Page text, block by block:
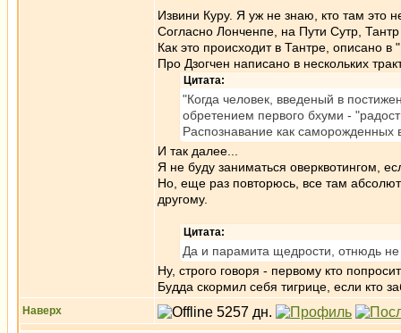
Извини Куру. Я уж не знаю, кто там это
Согласно Лонченпе, на Пути Сутр,
Как это происходит в Тантре, описано
Про Дзогчен написано в нескольких
Цитата:
"Когда человек, введеный в
обретением первого бхуми -
Распознавание как саморожденных
И так далее...
Я не буду заниматься оверквотингом,
Но, еще раз повторюсь, все там
другому.
Цитата:
Да и парамита щедрости, отнюдь не
Ну, строго говоря - первому кто
Будда скормил себя тигрице, если кто
Наверх